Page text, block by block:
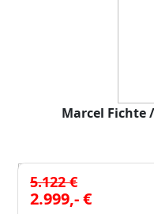
Marcel Fichte
5.122 €
2.999,- €